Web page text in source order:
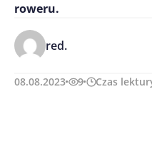
roweru.
red.
08.08.2023 9 Czas